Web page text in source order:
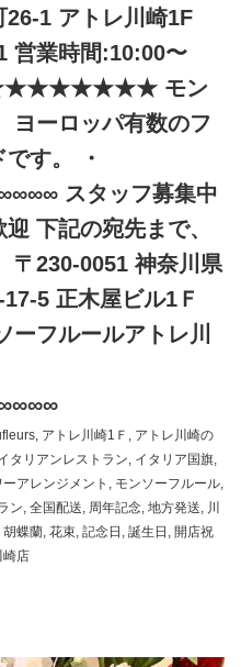
26-1 アトレ川崎1F
営業時間:10:00〜
モン
ヨーロッパ有数のフ
す。 ・
スタッフ募集中
下記の宛先まで、
〒230-0051 神奈川県
5 正木屋ビル1Ｆ
フルールアトレ川
, アトレ川崎1Ｆ , アトレ川崎の
タリアンレストラン, イタリア国旗,
ーアレンジメント , モンソーフルール,
ン, 全国配送, 周年記念, 地方発送, 川
胡蝶蘭, 花束, 記念日 , 誕生日 , 開店祝
崎店